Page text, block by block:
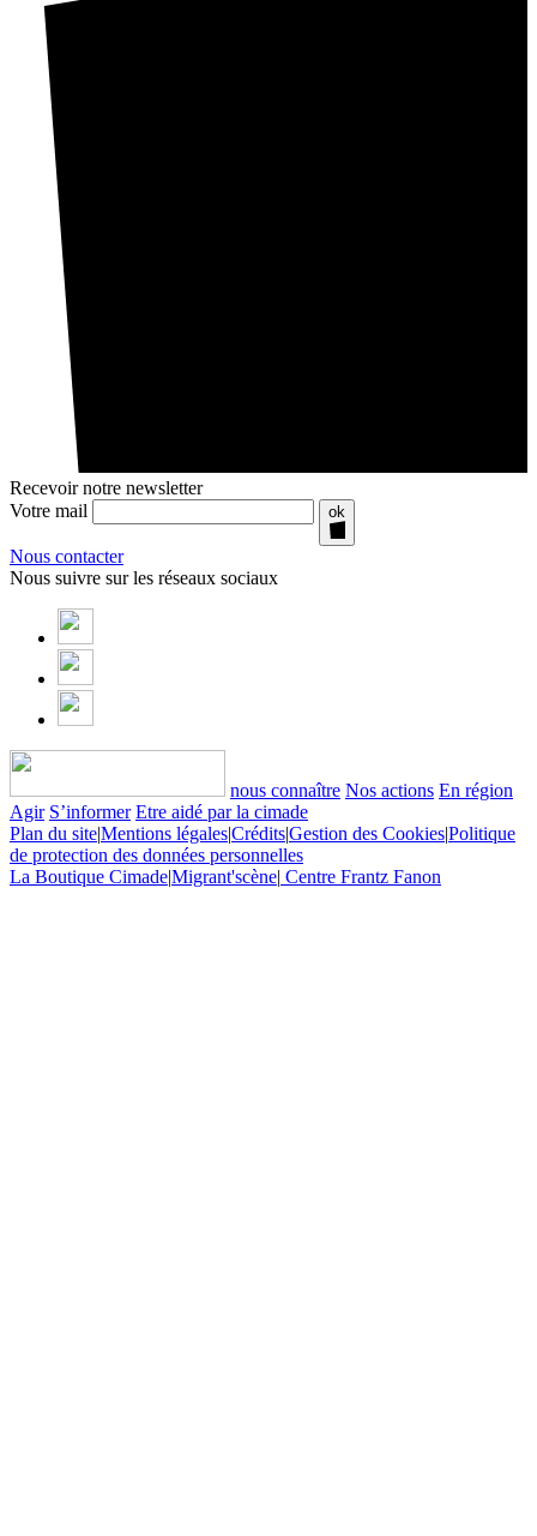
Recevoir notre newsletter
Votre mail
ok
Nous contacter
Nous suivre sur les réseaux sociaux
nous connaître Nos actions En région
Agir S’informer Etre aidé par la cimade
Plan du site|Mentions légales|Crédits|Gestion des Cookies|Politique
de protection des données personnelles
La Boutique Cimade|Migrant'scène| Centre Frantz Fanon